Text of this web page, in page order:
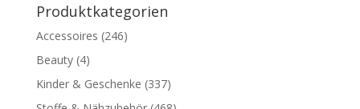
Produktkategorien
Accessoires (246)
Beauty (4)
Kinder & Geschenke (337)